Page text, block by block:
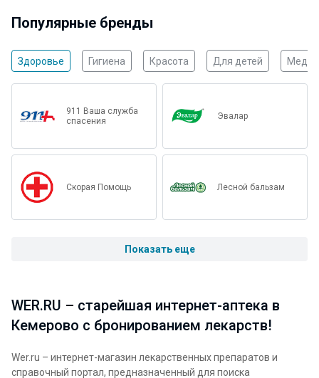
Популярные бренды
Здоровье Гигиена Красота Для детей
911 Ваша служба
спасения
Эвалар
Скорая Помощь Лесной бальзам
Показать еще
WER.RU – старейшая интернет-аптека в
Кемерово с бронированием лекарств!
Wer.ru – интернет-магазин лекарственных препаратов и
справочный портал, предназначенный для поиска